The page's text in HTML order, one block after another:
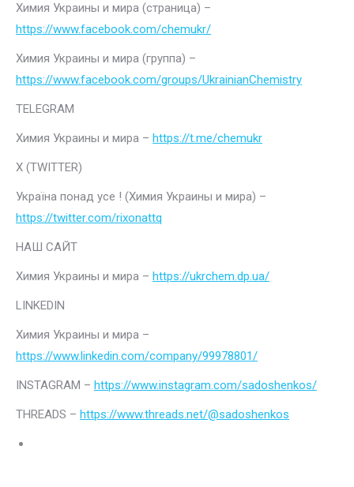
Химия Украины и мира (страница) –
https://www.facebook.com/chemukr/
Химия Украины и мира (группа) –
https://www.facebook.com/groups/UkrainianChemistry
TELEGRAM
Химия Украины и мира – https://t.me/chemukr
Х (TWITTER)
Україна понад усе ! (Химия Украины и мира) –
https://twitter.com/rixonattq
НАШ САЙТ
Химия Украины и мира – https://ukrchem.dp.ua/
LINKEDIN
Химия Украины и мира –
https://www.linkedin.com/company/99978801/
INSTAGRAM – https://www.instagram.com/sadoshenkos/
THREADS – https://www.threads.net/@sadoshenkos